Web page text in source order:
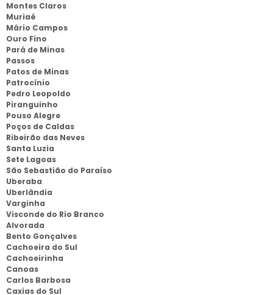
Montes Claros
Muriaé
Mário Campos
Ouro Fino
Pará de Minas
Passos
Patos de Minas
Patrocínio
Pedro Leopoldo
Piranguinho
Pouso Alegre
Poços de Caldas
Ribeirão das Neves
Santa Luzia
Sete Lagoas
São Sebastião do Paraíso
Uberaba
Uberlândia
Varginha
Visconde do Rio Branco
Alvorada
Bento Gonçalves
Cachoeira do Sul
Cachoeirinha
Canoas
Carlos Barbosa
Caxias do Sul